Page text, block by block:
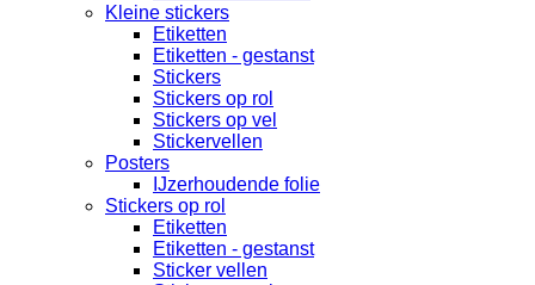
Kleine stickers
Etiketten
Etiketten - gestanst
Stickers
Stickers op rol
Stickers op vel
Stickervellen
Posters
IJzerhoudende folie
Stickers op rol
Etiketten
Etiketten - gestanst
Sticker vellen